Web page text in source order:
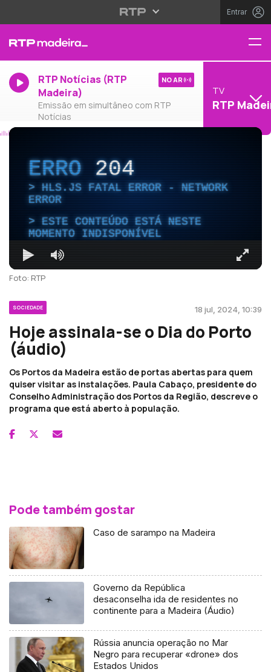
Entrar
RTP Notícias (RTP
Madeira)
Emissão em simultâneo com RTP
Notícias
NO AR
TV
RTP
ERRO204
HLS.JS FATAL ERROR - NETWORK
ERROR
ESTE CONTEÚDO ESTÁ NESTE
MOMENTO INDISPONÍVEL
Foto: RTP
SOCIEDADE 18 jul, 2024, 10:39
Hoje assinala-se o Dia do Porto
(áudio)
Os Portos da Madeira estão de portas abertas para quem
quiser visitar as instalações. Paula Cabaço, presidente do
Conselho Administração dos Portos da Região, descreve o
programa que está aberto à população.
Pode também gostar
Caso de sarampo na Madeira
Governo da República
desaconselha ida de residentes no
continente para a Madeira (Áudio)
Rússia anuncia operação no Mar
Negro para recuperar «drone» dos
Estados Unidos